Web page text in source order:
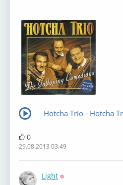
Hotcha Trio - Hotcha
0
29.08.2013 03:49
Light